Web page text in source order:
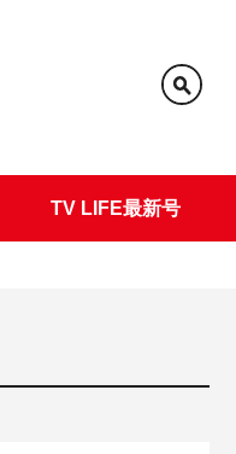
TV LIFE最新号